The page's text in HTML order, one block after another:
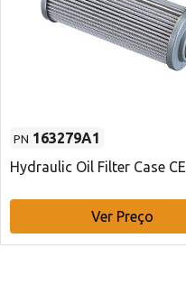
PN 163279A1
Hydraulic Oil Filter Case CE
Ver Preço